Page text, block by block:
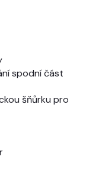
spodní část
šňůrku pro